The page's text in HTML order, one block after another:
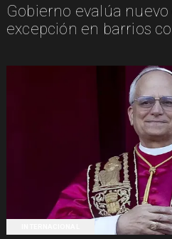
Gobierno evalúa
excepción en barrios